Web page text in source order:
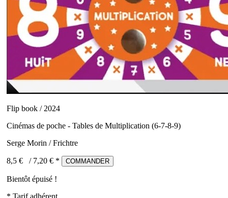
Flip book / 2024
Cinémas de poche - Tables de Multiplication (6-7-8-9)
Serge Morin / Frichtre
8,5 € / 7,20 € * COMMANDER
Bientôt épuisé !
* Tarif adhérent